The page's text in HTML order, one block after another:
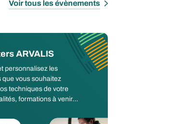
Voir tous les évènements
ARVALIS
personnalisez les
que vous souhaitez
techniques de votre
formations à venir...